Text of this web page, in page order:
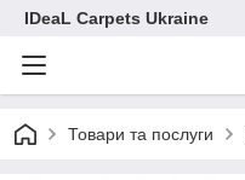
IDeaL Carpets Ukraine
Товари та послуги